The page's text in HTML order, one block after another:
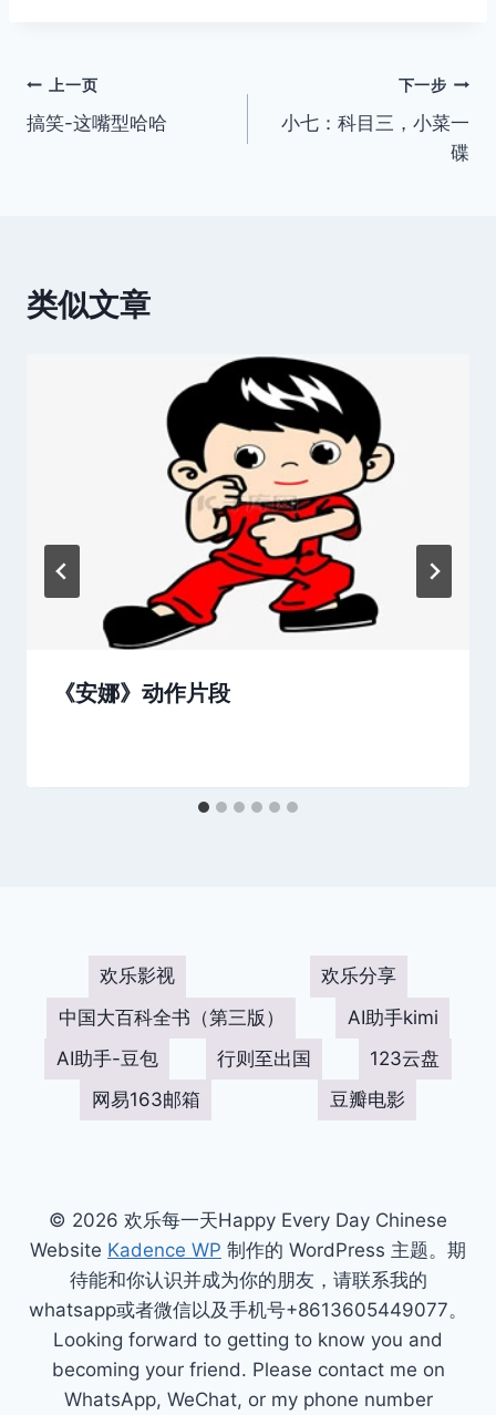
文
章
上一页
搞笑-这嘴型哈哈
下一步
小七：科目三，小菜一
碟
类似文章
《安娜》动作片段
欢乐影视
欢乐分享
中国大百科全书（第三版）
AI助手kimi
AI助手-豆包
行则至出国
123云盘
网易163邮箱
豆瓣电影
© 2026 欢乐每一天Happy Every Day Chinese
Website Kadence WP 制作的 WordPress 主题。期
待能和你认识并成为你的朋友，请联系我的
whatsapp或者微信以及手机号+8613605449077。
Looking forward to getting to know you and
becoming your friend. Please contact me on
WhatsApp, WeChat, or my phone number